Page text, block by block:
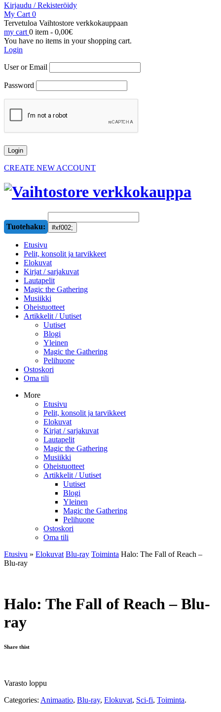
Kirjaudu / Rekisteröidy
My Cart 0
Tervetuloa Vaihtostore verkkokauppaan
my cart 0 item - 0,00€
You have no items in your shopping cart.
Login
User or Email
Password
CREATE NEW ACCOUNT
Tuotehaku:
Etusivu
Pelit, konsolit ja tarvikkeet
Elokuvat
Kirjat / sarjakuvat
Lautapelit
Magic the Gathering
Musiikki
Oheistuotteet
Artikkelit / Uutiset
Uutiset
Blogi
Yleinen
Magic the Gathering
Pelihuone
Ostoskori
Oma tili
More
Etusivu
Pelit, konsolit ja tarvikkeet
Elokuvat
Kirjat / sarjakuvat
Lautapelit
Magic the Gathering
Musiikki
Oheistuotteet
Artikkelit / Uutiset
Uutiset
Blogi
Yleinen
Magic the Gathering
Pelihuone
Ostoskori
Oma tili
Etusivu » Elokuvat Blu-ray Toiminta Halo: The Fall of Reach –
Blu-ray
Halo: The Fall of Reach – Blu-
ray
Share thist
Varasto loppu
Categories: Animaatio, Blu-ray, Elokuvat, Sci-fi, Toiminta.